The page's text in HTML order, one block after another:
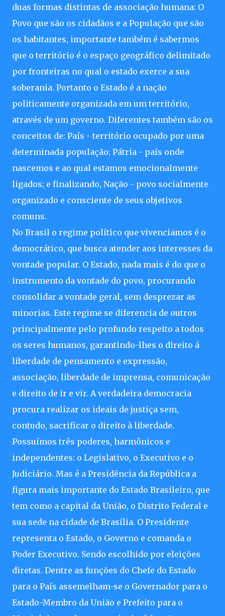
duas formas distintas de associação humana: O
Povo que são os cidadãos e a População que são
os habitantes, importante também é sabermos
que o território é o espaço geográfico delimitado
por fronteiras no qual o estado exerce a sua
soberania. Portanto o Estado é a nação
politicamente organizada em um território,
através de um governo. Diferentes também são os
conceitos de: País - território ocupado por uma
determinada população; Pátria - país onde
nascemos e ao qual estamos emocionalmente
ligados; e finalizando, Nação - povo socialmente
organizado e consciente de seus objetivos
comuns.
No Brasil o regime político que vivenciamos é o
democrático, que busca atender aos interesses da
vontade popular. O Estado, nada mais é do que o
instrumento da vontade do povo, procurando
consolidar a vontade geral, sem desprezar as
minorias. Este regime se diferencia de outros
principalmente pelo profundo respeito a todos
os seres humanos, garantindo-lhes o direito á
liberdade de pensamento e expressão,
associação, liberdade de imprensa, comunicação
e direito de ir e vir. A verdadeira democracia
procura realizar os ideais de justiça sem,
contudo, sacrificar o direito à liberdade.
Possuímos três poderes, harmônicos e
independentes: o Legislativo, o Executivo e o
Judiciário. Mas é a Presidência da República a
figura mais importante do Estado Brasileiro, que
tem como a capital da União, o Distrito Federal e
sua sede na cidade de Brasília. O Presidente
representa o Estado, o Governo e comanda o
Poder Executivo. Sendo escolhido por eleições
diretas. Dentre as funções do Chefe do Estado
para o País assemelham-se o Governador para o
Estado-Membro da União e Prefeito para o